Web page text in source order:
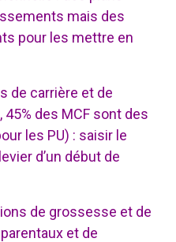
mais des
pour les mettre en
de carrière et de
des MCF sont des
les PU) : saisir le
d’un début de
de grossesse et de
et de